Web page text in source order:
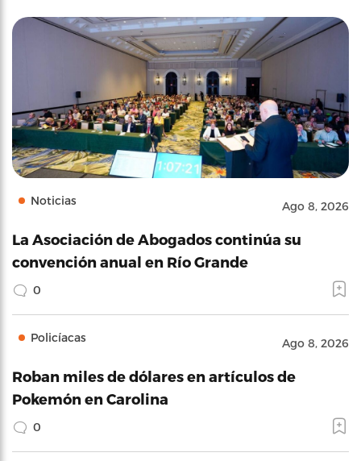
Noticias Ago 8, 2026
La Asociación de Abogados continúa su
convención anual en Río Grande
0
Policíacas Ago 8, 2026
Roban miles de dólares en artículos de
Pokemón en Carolina
0